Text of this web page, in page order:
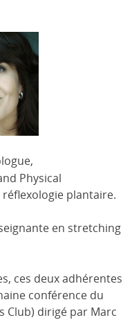
Physical
réflexologie plantaire.
en stretching
ces deux adhérentes
conférence du
Club) dirigé par Marc